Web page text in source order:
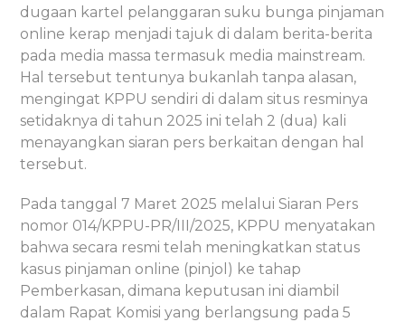
dugaan kartel pelanggaran suku bunga pinjaman
online kerap menjadi tajuk di dalam berita-berita
pada media massa termasuk media mainstream.
Hal tersebut tentunya bukanlah tanpa alasan,
mengingat KPPU sendiri di dalam situs resminya
setidaknya di tahun 2025 ini telah 2 (dua) kali
menayangkan siaran pers berkaitan dengan hal
tersebut.
Pada tanggal 7 Maret 2025 melalui Siaran Pers
nomor 014/KPPU-PR/III/2025, KPPU menyatakan
bahwa secara resmi telah meningkatkan status
kasus pinjaman online (pinjol) ke tahap
Pemberkasan, dimana keputusan ini diambil
dalam Rapat Komisi yang berlangsung pada 5